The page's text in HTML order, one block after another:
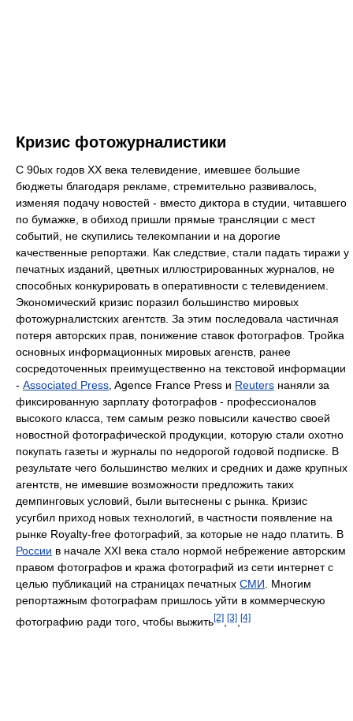
Кризис фотожурналистики
С 90ых годов XX века телевидение, имевшее большие
бюджеты благодаря рекламе, стремительно развивалось,
изменяя подачу новостей - вместо диктора в студии, читавшего
по бумажке, в обиход пришли прямые трансляции с мест
событий, не скупились телекомпании и на дорогие
качественные репортажи. Как следствие, стали падать тиражи у
печатных изданий, цветных иллюстрированных журналов, не
способных конкурировать в оперативности с телевидением.
Экономический кризис поразил большинство мировых
фотожурналистских агентств. За этим последовала частичная
потеря авторских прав, понижение ставок фотографов. Тройка
основных информационных мировых агенств, ранее
сосредоточенных преимущественно на текстовой информации
- Associated Press , Agence France Press и Reuters наняли за
фиксированную зарплату фотографов - профессионалов
высокого класса, тем самым резко повысили качество своей
новостной фотографической продукции, которую стали охотно
покупать газеты и журналы по недорогой годовой подписке. В
результате чего большинство мелких и средних и даже крупных
агентств, не имевшие возможности предложить таких
демпинговых условий, были вытеснены с рынка. Кризис
усугбил приход новых технологий, в частности появление на
рынке Royalty-free фотографий, за которые не надо платить. В
России в начале XXI века стало нормой небрежение авторским
правом фотографов и кража фотографий из сети интернет с
целью публикаций на страницах печатных СМИ . Многим
репортажным фотографам пришлось уйти в коммерческую
фотографию ради того, чтобы выжить[2] [3] [4]